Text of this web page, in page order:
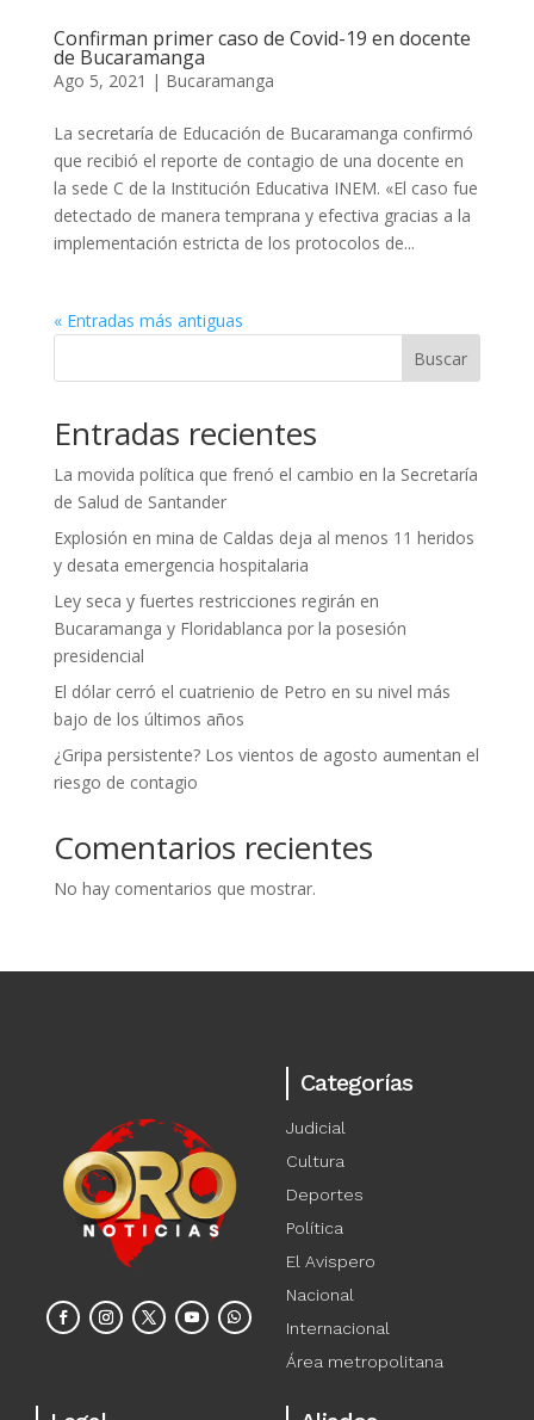
Confirman primer caso de Covid-19 en docente
de Bucaramanga
Ago 5, 2021 | Bucaramanga
La secretaría de Educación de Bucaramanga confirmó
que recibió el reporte de contagio de una docente en
la sede C de la Institución Educativa INEM. «El caso fue
detectado de manera temprana y efectiva gracias a la
implementación estricta de los protocolos de...
« Entradas más antiguas
Buscar
Entradas recientes
La movida política que frenó el cambio en la Secretaría
de Salud de Santander
Explosión en mina de Caldas deja al menos 11 heridos
y desata emergencia hospitalaria
Ley seca y fuertes restricciones regirán en
Bucaramanga y Floridablanca por la posesión
presidencial
El dólar cerró el cuatrienio de Petro en su nivel más
bajo de los últimos años
¿Gripa persistente? Los vientos de agosto aumentan el
riesgo de contagio
Comentarios recientes
No hay comentarios que mostrar.
Categorías
Judicial
Cultura
Deportes
Política
El Avispero
Nacional
Internacional
Área metropolitana